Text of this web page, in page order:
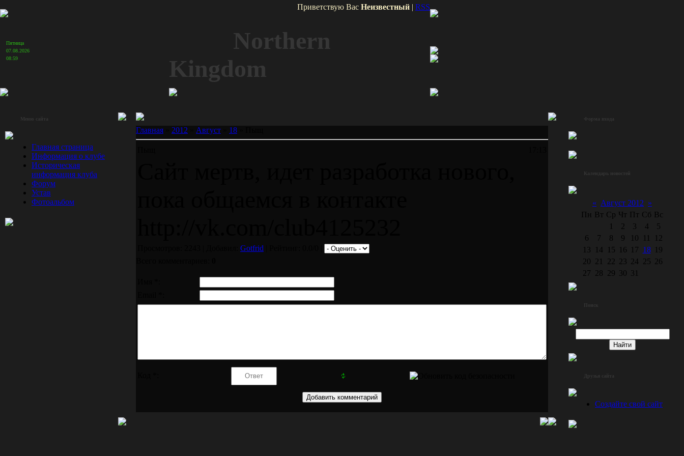
Приветствую Вас Неизвестный | RSS
Пятница
07.08.2026
08:59
Northern
Kingdom
Меню сайта
Главная страница
Информация о клубе
Историческая
информация клуба
Форум
Устав
Фотоальбом
Главная 2012 Август 18
Gotfrid
Форма входа
Календарь новостей
« Август 2012 »
Пн Вт Ср Чт Пт Сб Вс
1
2 3 4
5
6
7 8 9 10 11
12
13
14 15 16 17 18
19
20 21 22 23 24 25 26
27 28 29 30 31
Поиск
Друзья сайта
Создайте свой сайт